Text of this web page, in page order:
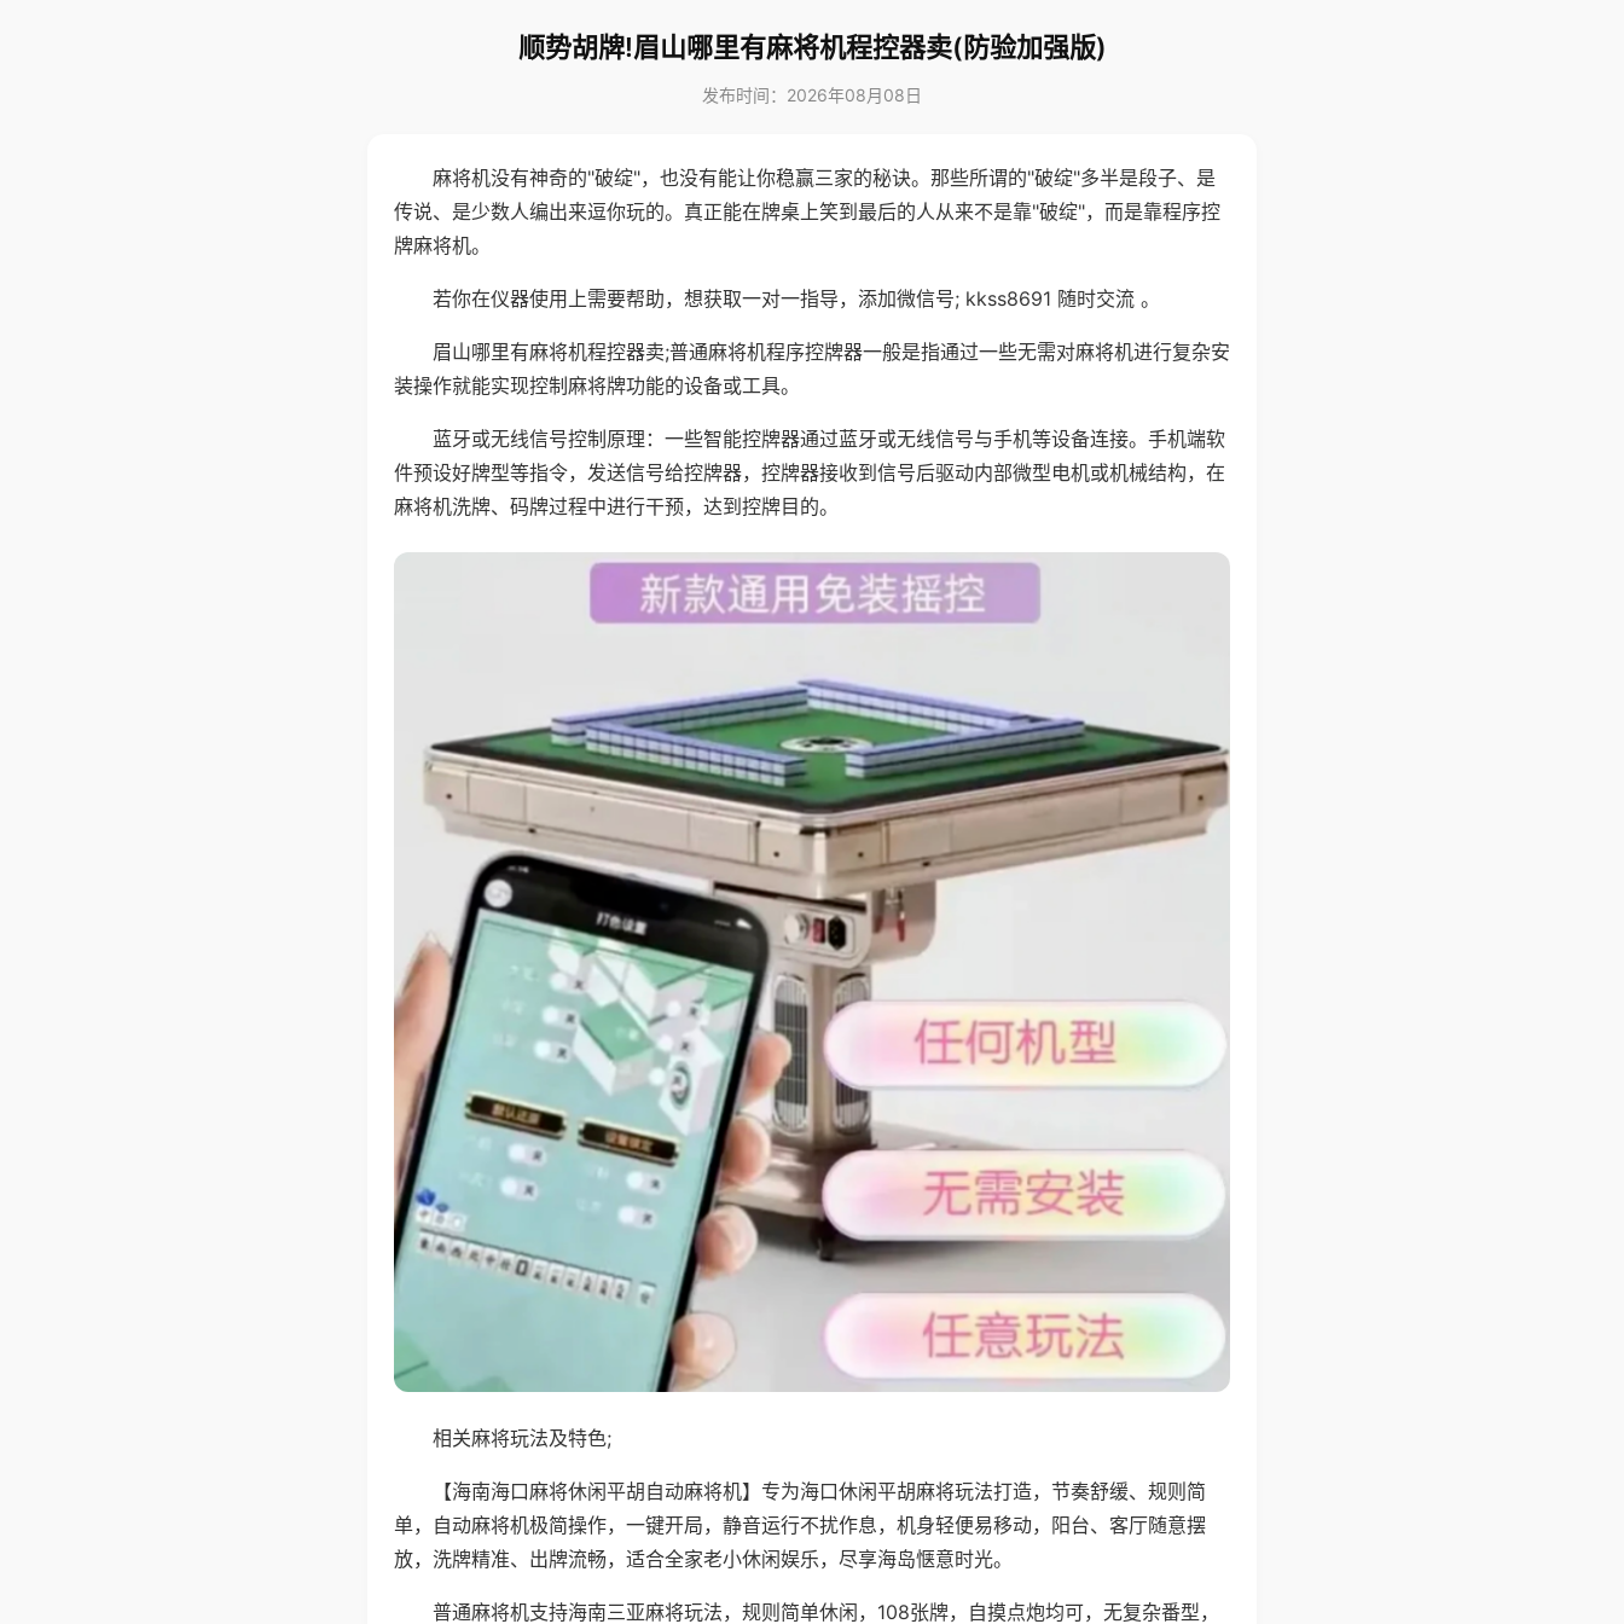
顺势胡牌!眉山哪里有麻将机程控器卖(防验加强版)
发布时间：2026年08月08日
麻将机没有神奇的"破绽"，也没有能让你稳赢三家的秘诀。那些所谓的"破绽"多半是段子、是
传说、是少数人编出来逗你玩的。真正能在牌桌上笑到最后的人从来不是靠"破绽"，而是靠程序控
牌麻将机。
若你在仪器使用上需要帮助，想获取一对一指导，添加微信号; kkss8691 随时交流 。
眉山哪里有麻将机程控器卖;普通麻将机程序控牌器一般是指通过一些无需对麻将机进行复杂安
装操作就能实现控制麻将牌功能的设备或工具。
蓝牙或无线信号控制原理：一些智能控牌器通过蓝牙或无线信号与手机等设备连接。手机端软
件预设好牌型等指令，发送信号给控牌器，控牌器接收到信号后驱动内部微型电机或机械结构，在
麻将机洗牌、码牌过程中进行干预，达到控牌目的。
相关麻将玩法及特色;
【海南海口麻将休闲平胡自动麻将机】专为海口休闲平胡麻将玩法打造，节奏舒缓、规则简
单，自动麻将机极简操作，一键开局，静音运行不扰作息，机身轻便易移动，阳台、客厅随意摆
放，洗牌精准、出牌流畅，适合全家老小休闲娱乐，尽享海岛惬意时光。
普通麻将机支持海南三亚麻将玩法，规则简单休闲，108张牌，自摸点炮均可，无复杂番型，